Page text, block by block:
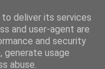
deliver its services
and user-agent are
and security
generate usage
abuse.